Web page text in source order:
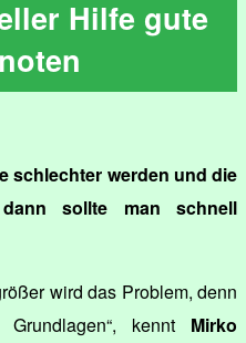
Hilfe gute
schlechter werden und die
sollte man schnell
wird das Problem, denn
kennt Mirko